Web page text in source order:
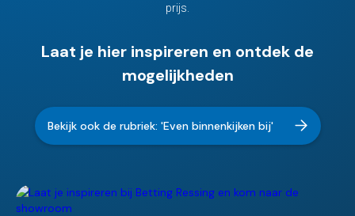
prijs.
Laat je hier inspireren en ontdek de
mogelijkheden
Bekijk ook de rubriek: 'Even binnenkijken bij'